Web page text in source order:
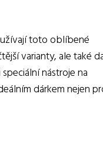
užívají toto oblíbené
varianty, ale také
nástroje na
dárkem nejen